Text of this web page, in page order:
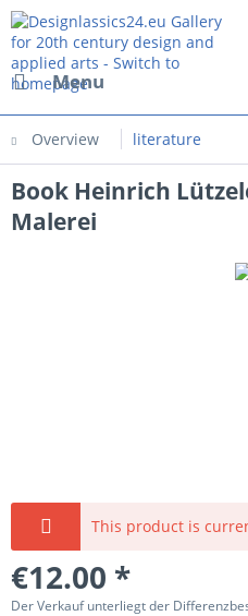
Menu
Overview literature
Book Heinrich
Malerei
This product is
€12.00 *
Der Verkauf unterliegt der